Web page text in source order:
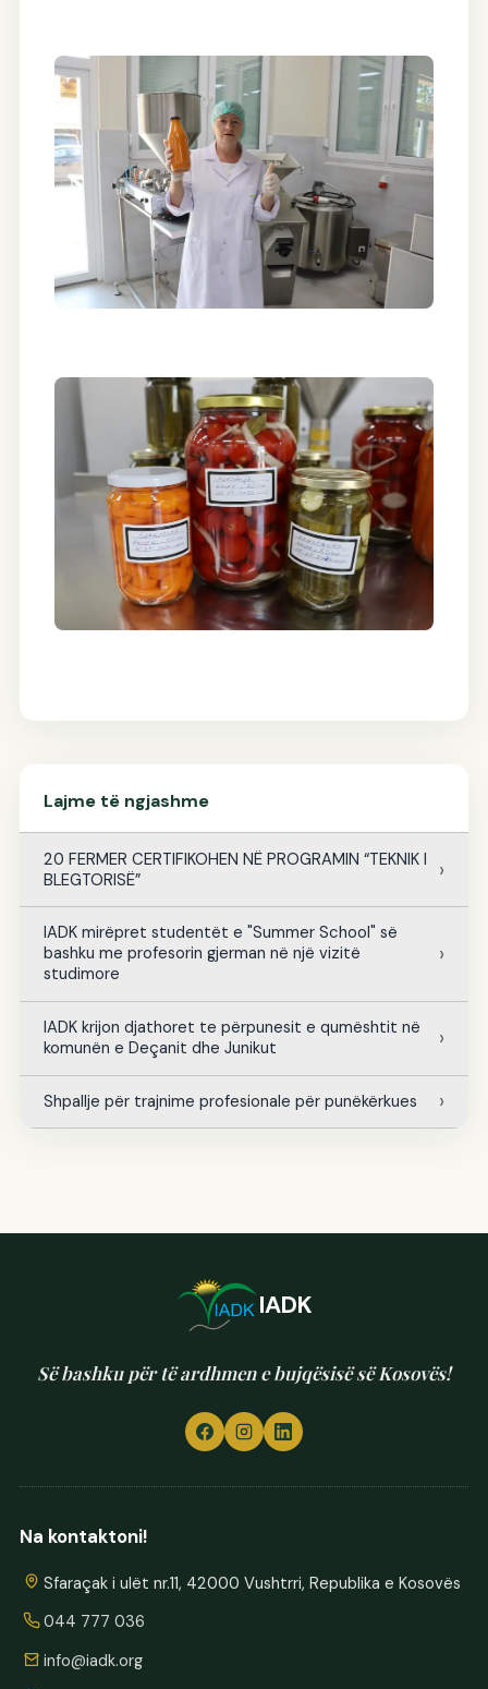
Lajme të ngjashme
20 FERMER CERTIFIKOHEN NË PROGRAMIN “TEKNIK I
BLEGTORISË”
IADK mirëpret studentët e "Summer School" së
bashku me profesorin gjerman në një vizitë
studimore
IADK krijon djathoret te përpunesit e qumështit në
komunën e Deçanit dhe Junikut
Shpallje për trajnime profesionale për punëkërkues
IADK
Së bashku për të ardhmen e bujqësisë së Kosovës!
Na kontaktoni!
Sfaraçak i ulët nr.11, 42000 Vushtrri, Republika e Kosovës
044 777 036
info@iadk.org